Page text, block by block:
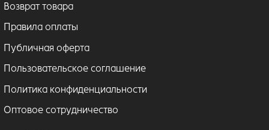
Возврат товара
Правила оплаты
Публичная оферта
Пользовательское соглашение
Политика конфиденциальности
Оптовое сотрудничество